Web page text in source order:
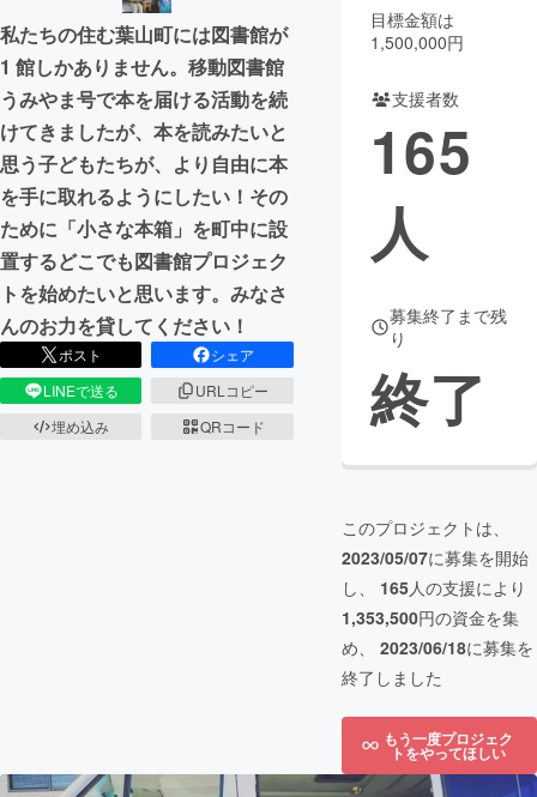
CAMPFIREふるさと納税
コミュニティ
私たちの住む葉山町には図書館が
1 館しかありません。移動図書館
うみやま号で本を届ける活動を続
けてきましたが、本を読みたいと
思う子どもたちが、より自由に本
を手に取れるようにしたい！その
ために「小さな本箱」を町中に設
置するどこでも図書館プロジェク
トを始めたいと思います。みなさ
んのお力を貸してください！
ポスト
シェア
LINEで送る
URLコピー
埋め込み
QRコード
目標金額は
1,500,000円
支援者数
165
人
募集終了まで残
り
終了
このプロジェクトは、
2023/05/07に募集を開始
し、 165人の支援により
1,353,500円の資金を集
め、 2023/06/18に募集を
終了しました
もう一度プロジェク
トをやってほしい